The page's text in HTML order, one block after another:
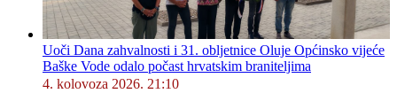
Uoči Dana zahvalnosti i 31. obljetnice Oluje Općinsko vijeće
Baške Vode odalo počast hrvatskim braniteljima
4. kolovoza 2026. 21:10